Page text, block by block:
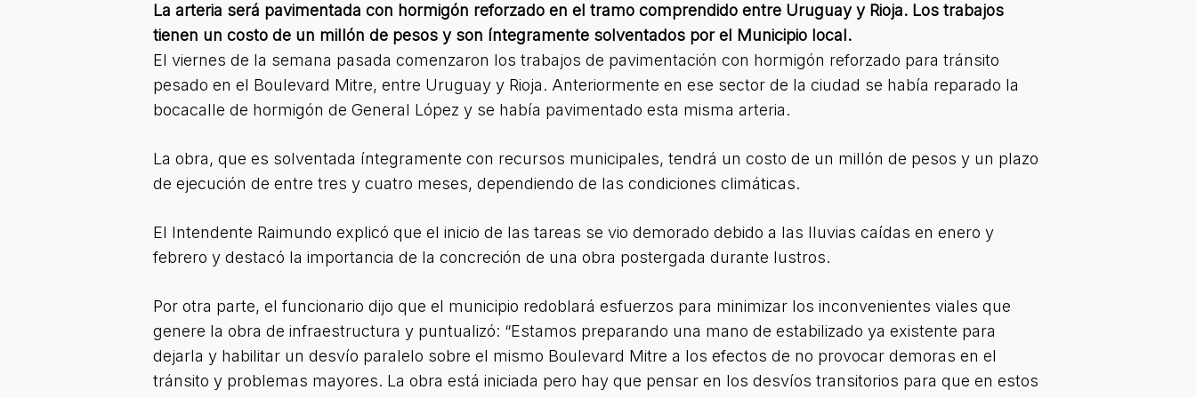
La arteria será pavimentada con hormigón reforzado en el tramo comprendido entre Uruguay y Rioja. Los trabajos
tienen un costo de un millón de pesos y son íntegramente solventados por el Municipio local.
El viernes de la semana pasada comenzaron los trabajos de pavimentación con hormigón reforzado para tránsito
pesado en el Boulevard Mitre, entre Uruguay y Rioja. Anteriormente en ese sector de la ciudad se había reparado la
bocacalle de hormigón de General López y se había pavimentado esta misma arteria.
La obra, que es solventada íntegramente con recursos municipales, tendrá un costo de un millón de pesos y un plazo
de ejecución de entre tres y cuatro meses, dependiendo de las condiciones climáticas.
El Intendente Raimundo explicó que el inicio de las tareas se vio demorado debido a las lluvias caídas en enero y
febrero y destacó la importancia de la concreción de una obra postergada durante lustros.
Por otra parte, el funcionario dijo que el municipio redoblará esfuerzos para minimizar los inconvenientes viales que
genere la obra de infraestructura y puntualizó: “Estamos preparando una mano de estabilizado ya existente para
dejarla y habilitar un desvío paralelo sobre el mismo Boulevard Mitre a los efectos de no provocar demoras en el
tránsito y problemas mayores. La obra está iniciada pero hay que pensar en los desvíos transitorios para que en estos